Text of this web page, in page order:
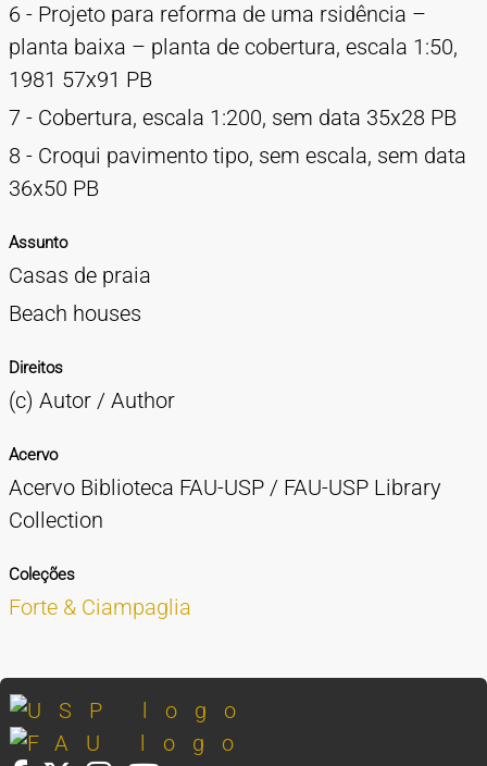
6 - Projeto para reforma de uma rsidência –
planta baixa – planta de cobertura, escala 1:50,
1981 57x91 PB
7 - Cobertura, escala 1:200, sem data 35x28 PB
8 - Croqui pavimento tipo, sem escala, sem data
36x50 PB
Assunto
Casas de praia
Beach houses
Direitos
(c) Autor / Author
Acervo
Acervo Biblioteca FAU-USP / FAU-USP Library
Collection
Coleções
Forte & Ciampaglia